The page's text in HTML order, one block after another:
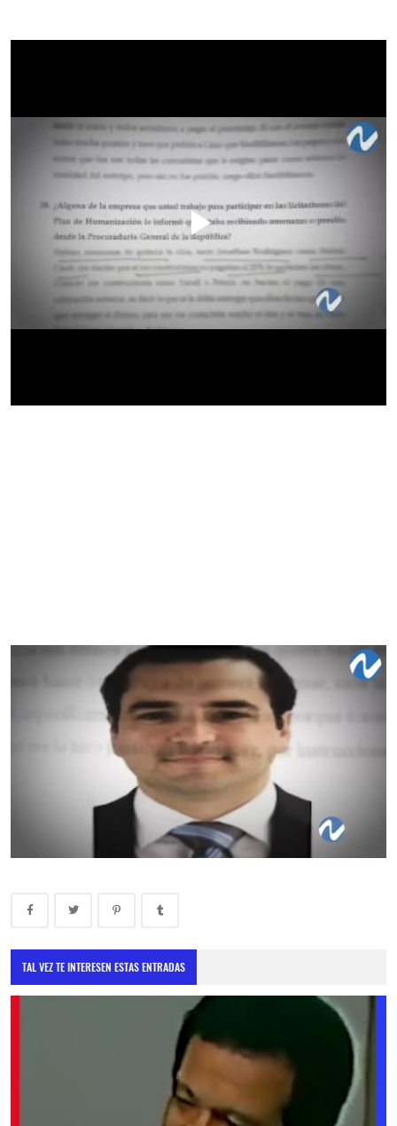
TAL VEZ TE INTERESEN ESTAS ENTRADAS